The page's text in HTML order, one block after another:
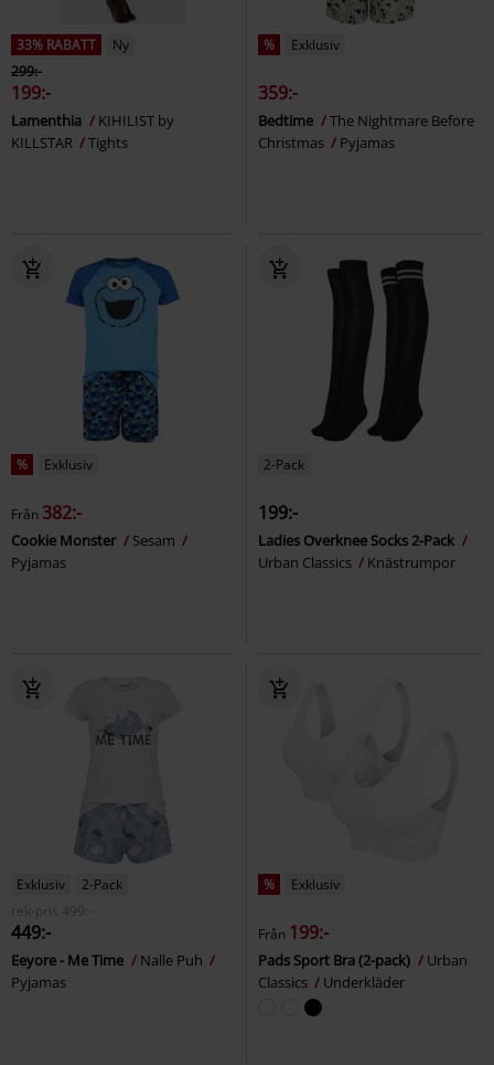
33% RABATT
Ny
299:-
199:-
Lamenthia
KIHILIST by
KILLSTAR
Tights
% Exklusiv
359:-
Bedtime
The Nightmare Before
Christmas
Pyjamas
% Exklusiv
Från 382:-
Cookie Monster
Sesam
Pyjamas
2-Pack
199:-
Ladies Overknee Socks 2-Pack
Urban Classics
Knästrumpor
Exklusiv
2-Pack
rek-pris
499:-
449:-
Eeyore - Me Time
Nalle Puh
Pyjamas
% Exklusiv
Från 199:-
Pads Sport Bra (2-pack)
Urban
Classics
Underkläder